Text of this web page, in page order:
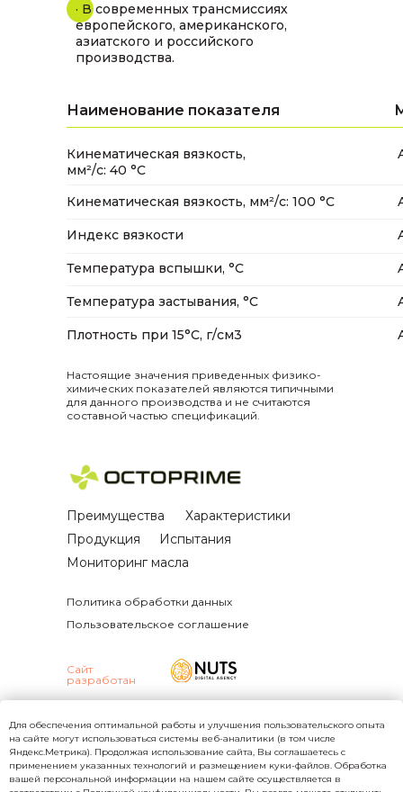
· В современных трансмиссиях
европейского, американского,
азиатского и российского
производства.
Настоящие значения приведенных физико-
химических показателей являются типичными
для данного производства и не считаются
составной частью спецификаций.
Наименование показателя
Кинематическая вязкость,
мм²/с: 40 °С
Кинематическая вязкость, мм²/с: 100 °С
Индекс вязкости
Температура вспышки, °C
Температура застывания, °C
Плотность при 15°C, г/см3
Преимущества
Характеристики
Испытания
Мониторинг масла
Продукция
Политика обработки данных
Пользовательское соглашение
ОГРН 1247700071376
ИНН 9715472167
Юр. адрес: 121596, Российская Федерация, г.
Москва, вн.тер.г. муниципальный округ
Можайский, ул. Горбунова, д. 2, стр. 3, помещ.
61
Сайт
разработан
Для обеспечения оптимальной работы и улучшения пользовательского опыта
на сайте могут использоваться системы веб-аналитики (в том числе
Яндекс.Метрика). Продолжая использование сайта, Вы соглашаетесь с
применением указанных технологий и размещением куки-файлов. Обработка
вашей персональной информации на нашем сайте осуществляется в